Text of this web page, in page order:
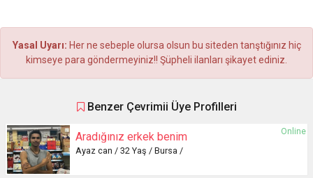
Yasal Uyarı: Her ne sebeple olursa olsun bu siteden tanştığınız hiç
kimseye para göndermeyiniz!! Şüpheli ilanları şikayet ediniz.
Benzer Çevrimii Üye Profilleri
Online
Aradığınız erkek benim
Ayaz can / 32 Yaş / Bursa /